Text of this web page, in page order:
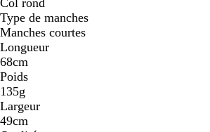
Col rond
Type de manches
Manches courtes
Longueur
68cm
Poids
135g
Largeur
49cm